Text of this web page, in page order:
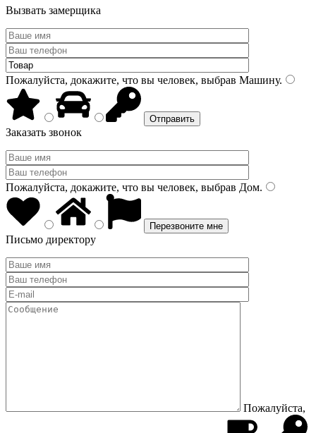
Вызвать замерщика
Пожалуйста, докажите, что вы человек, выбрав Машину.
Заказать звонок
Пожалуйста, докажите, что вы человек, выбрав Дом.
Письмо директору
Пожалуйста,